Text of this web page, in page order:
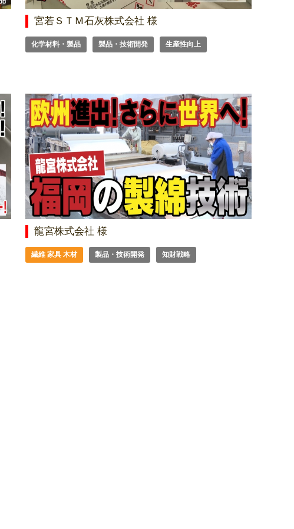
宮若ＳＴＭ石灰株式会社 様
化学材料・製品 製品・技術開発 生産性向上
龍宮株式会社 様
繊維 家具 木材 製品・技術開発 知財戦略